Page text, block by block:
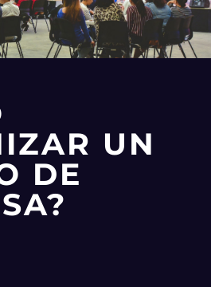
UN
DE